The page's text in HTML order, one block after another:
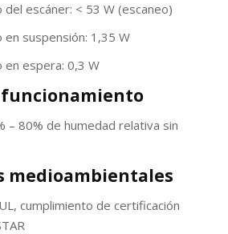
del escáner: < 53 W (escaneo)
en suspensión: 1,35 W
en espera: 0,3 W
funcionamiento
– 80% de humedad relativa sin
medioambientales
UL, cumplimiento de certificación